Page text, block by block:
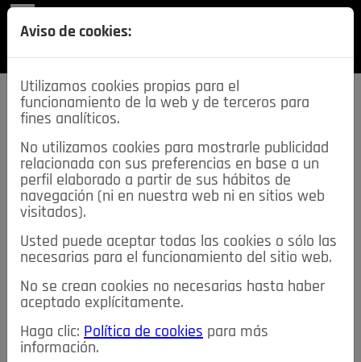
SECCIONES
descarga esta
REVISTA
≡NOTICIAS
NOTICIAS SERVICIOS DE INTERÉS
TABLÓN DE ANUNCIOS MIS ANUNCIOS CONTACTO
NOSOTROS
Aviso de cookies:
Utilizamos cookies propias para el
funcionamiento de la web y de terceros para
fines analíticos.
No utilizamos cookies para mostrarle publicidad
relacionada con sus preferencias en base a un
perfil elaborado a partir de sus hábitos de
navegación (ni en nuestra web ni en sitios web
visitados).
Usted puede aceptar todas las cookies o sólo las
necesarias para el funcionamiento del sitio web.
No se crean cookies no necesarias hasta haber
aceptado explícitamente.
Haga clic: Política de cookies para más
información.